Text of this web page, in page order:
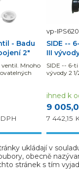
- Badu
2"
Mnoho
vp-
SIDE --
III
SIDE -- 6-
vývody 2 1/
9
7 442,15
ihned k
ukládají v
obecně
stránek s tím